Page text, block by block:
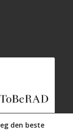
den beste